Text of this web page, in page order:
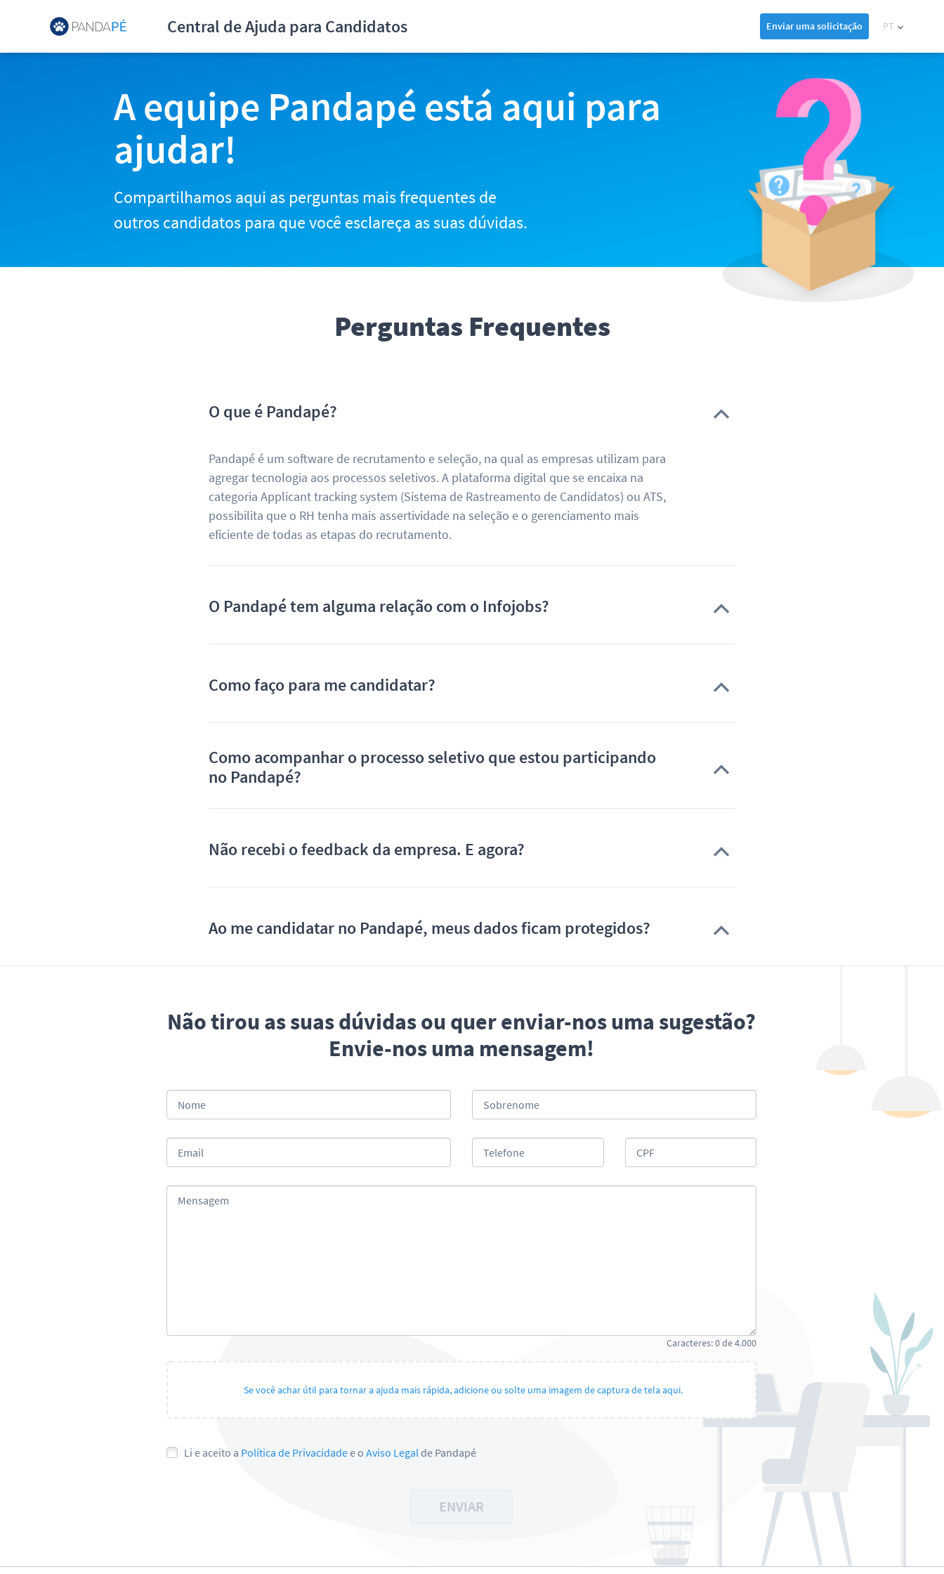
Central de Ajuda para Candidatos Enviar uma solicitação PT
Central de Ajuda para Candidatos
A equipe Pandapé está aqui para
ajudar!
Compartilhamos aqui as perguntas mais frequentes de
outros candidatos para que você esclareça as suas dúvidas.
Perguntas Frequentes
O que é Pandapé?
Pandapé é um software de recrutamento e seleção, na qual as empresas utilizam para
agregar tecnologia aos processos seletivos. A plataforma digital que se encaixa na
categoria Applicant tracking system (Sistema de Rastreamento de Candidatos) ou ATS,
possibilita que o RH tenha mais assertividade na seleção e o gerenciamento mais
eficiente de todas as etapas do recrutamento.
O Pandapé tem alguma relação com o Infojobs?
Como faço para me candidatar?
Como acompanhar o processo seletivo que estou participando
no Pandapé?
Não recebi o feedback da empresa. E agora?
Ao me candidatar no Pandapé, meus dados ficam protegidos?
Não tirou as suas dúvidas ou quer enviar-nos uma sugestão?
Envie-nos uma mensagem!
Nome Sobrenome
Email Telefone CPF
Mensagem
Caracteres:0de4.000
Se você achar útil para tornar a ajuda mais rápida, adicione ou solte uma imagem de captura de tela aqui.
Li e aceito a Política de Privacidadee o Aviso Legalde Pandapé
ENVIAR